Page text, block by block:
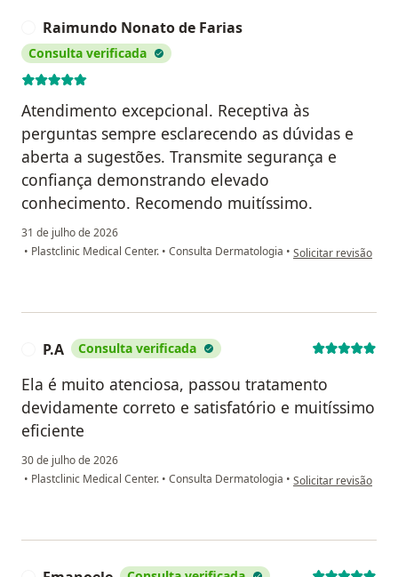
Raimundo Nonato de Farias
Consulta verificada
Atendimento excepcional. Receptiva às
perguntas sempre esclarecendo as dúvidas e
aberta a sugestões. Transmite segurança e
confiança demonstrando elevado
conhecimento. Recomendo muitíssimo.
31 de julho de 2026
• Plastclinic Medical Center. • Consulta Dermatologia • na opinião do
Solicitar revisão
P.A Consulta verificada
Ela é muito atenciosa, passou tratamento
devidamente correto e satisfatório e muitíssimo
eficiente
30 de julho de 2026
• Plastclinic Medical Center. • Consulta Dermatologia • na opinião do
Solicitar revisão